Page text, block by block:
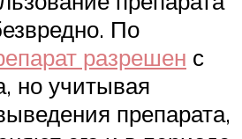
По
разрешен с
но учитывая
препарата,